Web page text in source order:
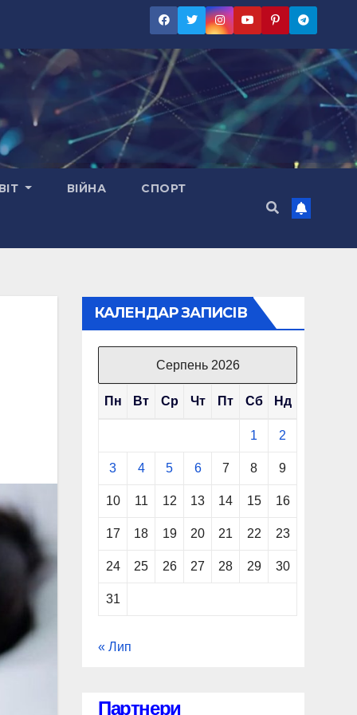
ВІЙНА СПОРТ
КАЛЕНДАР ЗАПИСІВ
Серпень 2026
Пн Вт Ср Чт Пт Сб Нд
1 2
3 4 5 6 7 8 9
10 11 12 13 14 15 16
17 18 19 20 21 22 23
24 25 26 27 28 29 30
31
« Лип
Партнери